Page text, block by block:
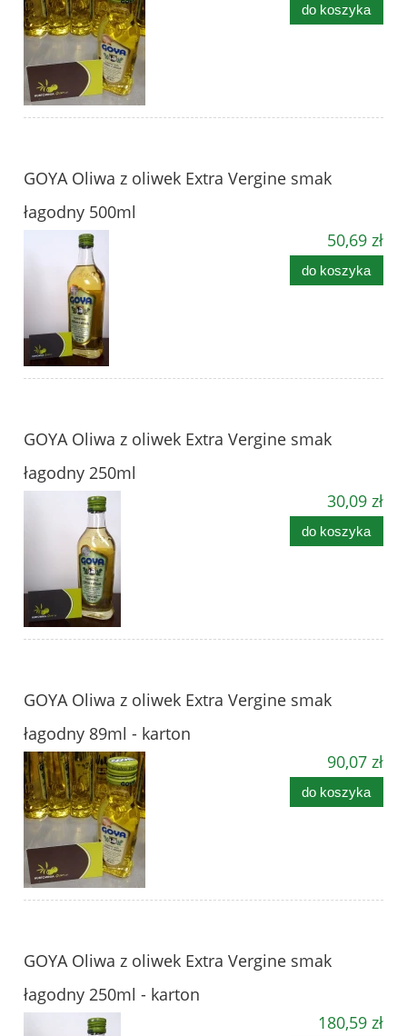
do koszyka
GOYA Oliwa z oliwek Extra Vergine smak
łagodny 500ml
50,69 zł
do koszyka
GOYA Oliwa z oliwek Extra Vergine smak
łagodny 250ml
30,09 zł
do koszyka
GOYA Oliwa z oliwek Extra Vergine smak
łagodny 89ml - karton
90,07 zł
do koszyka
GOYA Oliwa z oliwek Extra Vergine smak
łagodny 250ml - karton
180,59 zł